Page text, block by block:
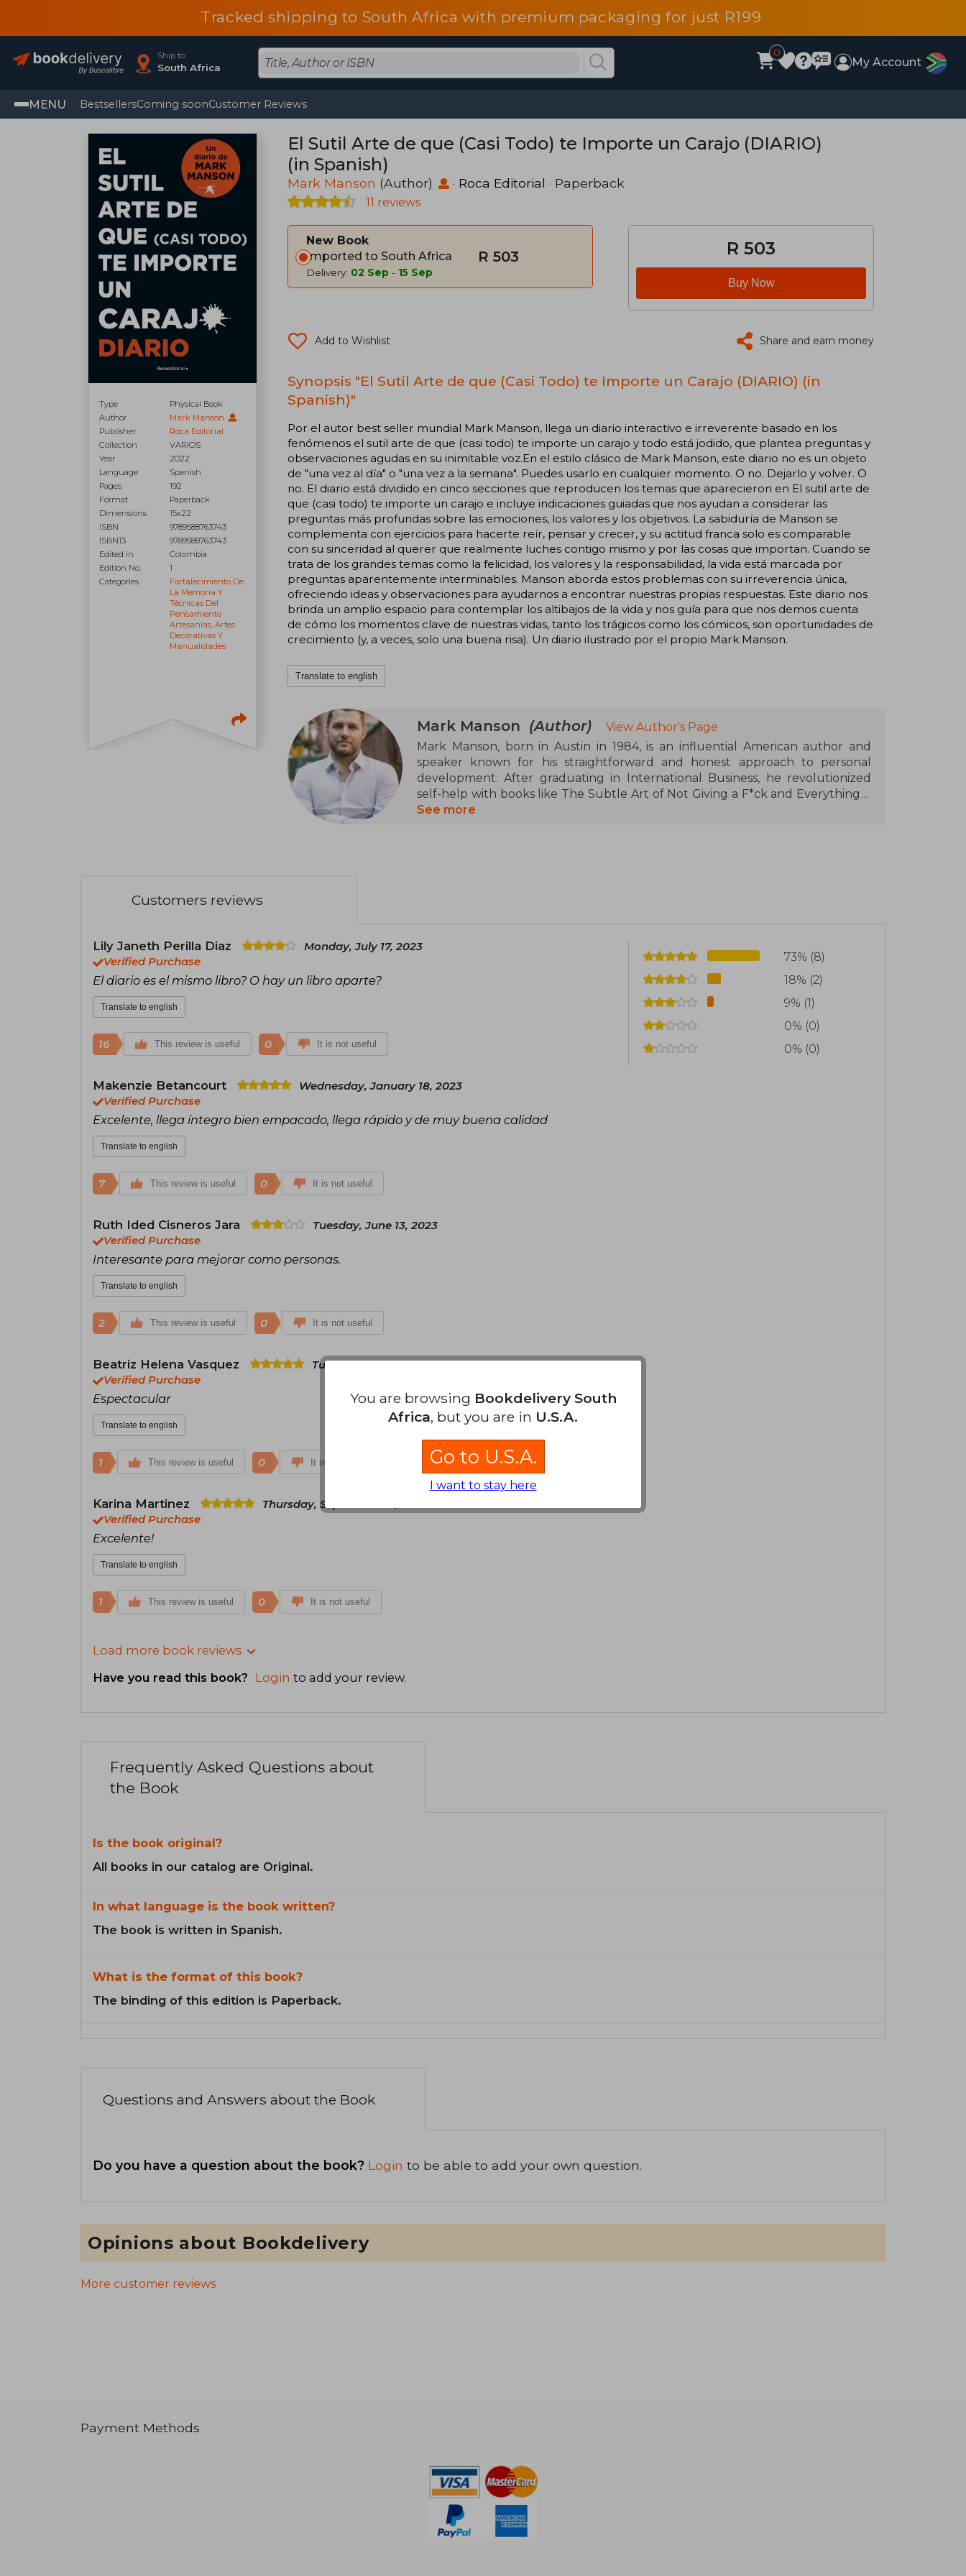
Tracked shipping to South Africa with premium packaging for just R199
Ship to
South Africa
0
My Account
MENU BestsellersComing soonCustomer Reviews
Type
Physical Book
Author
Mark Manson
Publisher
Roca Editorial
Collection
VARIOS
Year
2022
Language
Spanish
Pages
192
Format
Paperback
Dimensions
15x22
ISBN
9789588763743
ISBN13
9789588763743
Edited in
Colombia
Edition No.
1
Categories
Fortalecimiento De
La Memoria Y
Técnicas Del
Pensamiento
Artesanías, Artes
Decorativas Y
Manualidades
El Sutil Arte de que (Casi Todo) te Importe un Carajo (DIARIO)
(in Spanish)
Mark Manson (Author) · Roca Editorial · Paperback
11 reviews
New Book
Imported to South Africa
Delivery: 02 Sep - 15 Sep
R 503 R 503
Buy Now
Add to Wishlist Share and earn money
Synopsis "El Sutil Arte de que (Casi Todo) te Importe un Carajo (DIARIO) (in
Spanish)"
Por el autor best seller mundial Mark Manson, llega un diario interactivo e irreverente basado en los
fenómenos el sutil arte de que (casi todo) te importe un carajo y todo está jodido, que plantea preguntas y
observaciones agudas en su inimitable voz.En el estilo clásico de Mark Manson, este diario no es un objeto
de "una vez al día" o "una vez a la semana". Puedes usarlo en cualquier momento. O no. Dejarlo y volver. O
no. El diario está dividido en cinco secciones que reproducen los temas que aparecieron en El sutil arte de
que (casi todo) te importe un carajo e incluye indicaciones guiadas que nos ayudan a considerar las
preguntas más profundas sobre las emociones, los valores y los objetivos. La sabiduría de Manson se
complementa con ejercicios para hacerte reír, pensar y crecer, y su actitud franca solo es comparable
con su sinceridad al querer que realmente luches contigo mismo y por las cosas que importan. Cuando se
trata de los grandes temas como la felicidad, los valores y la responsabilidad, la vida está marcada por
preguntas aparentemente interminables. Manson aborda estos problemas con su irreverencia única,
ofreciendo ideas y observaciones para ayudarnos a encontrar nuestras propias respuestas. Este diario nos
brinda un amplio espacio para contemplar los altibajos de la vida y nos guía para que nos demos cuenta
de cómo los momentos clave de nuestras vidas, tanto los trágicos como los cómicos, son oportunidades de
crecimiento (y, a veces, solo una buena risa). Un diario ilustrado por el propio Mark Manson.
Translate to english
Mark Manson (Author)
View Author's Page
Mark Manson, born in Austin in 1984, is an influential American author and
speaker known for his straightforward and honest approach to personal
development. After graduating in International Business, he revolutionized
self-help with books like The Subtle Art of Not Giving a F*ck and Everything is
F*cked, both international bestsellers. His style, which combines humor,
See more
Customers reviews
Lily Janeth Perilla Diaz
Monday, July 17, 2023
Verified Purchase
El diario es el mismo libro? O hay un libro aparte?
Translate to english
16 This review is useful 0 It is not useful
Makenzie Betancourt
Wednesday, January 18, 2023
Verified Purchase
Excelente, llega íntegro bien empacado, llega rápido y de muy buena calidad
Translate to english
7 This review is useful 0 It is not useful
Ruth Ided Cisneros Jara
Tuesday, June 13, 2023
Verified Purchase
Interesante para mejorar como personas.
Translate to english
2 This review is useful 0 It is not useful
Beatriz Helena Vasquez
Tuesday, June 27, 2023
Verified Purchase
Espectacular
Translate to english
1 This review is useful 0 It is not useful
Karina Martinez
Thursday, September 14, 2023
Verified Purchase
Excelente!
Translate to english
1 This review is useful 0 It is not useful
Load more book reviews
Have you read this book? Login to add your review.
73% (8)
18% (2)
9% (1)
0% (0)
0% (0)
Frequently Asked Questions about
the Book
Is the book original?
All books in our catalog are Original.
In what language is the book written?
The book is written in Spanish.
What is the format of this book?
The binding of this edition is Paperback.
Questions and Answers about the Book
Do you have a question about the book? Login to be able to add your own question.
Opinions about Bookdelivery
More customer reviews
Payment Methods
You are browsing Bookdelivery South
Africa, but you are in U.S.A.
Go to U.S.A.
I want to stay here